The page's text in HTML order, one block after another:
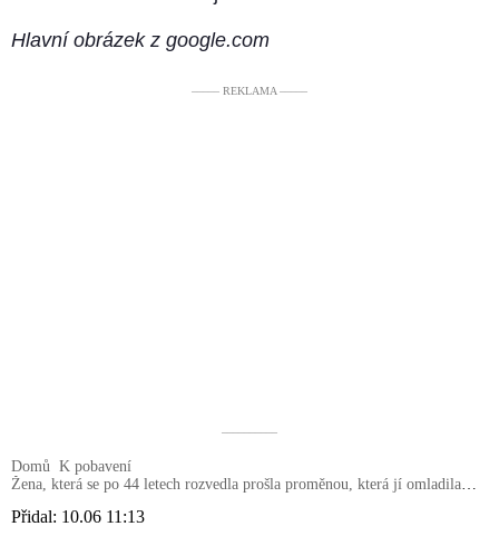
Hlavní obrázek z google.com
––––– REKLAMA –––––
––––––––––
Domů K pobavení
Žena, která se po 44 letech rozvedla prošla proměnou, která jí omladila o
Přidal: 10.06 11:13